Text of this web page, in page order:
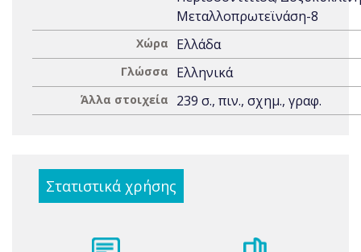
Μεταλλοπρωτεϊνάση-8
Χώρα Ελλάδα
Γλώσσα Ελληνικά
Άλλα στοιχεία 239 σ., πιν., σχημ., γραφ.
Στατιστικά χρήσης